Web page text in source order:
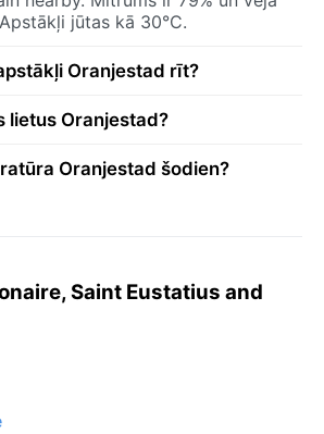
jūtas kā 30°C.
Oranjestad rīt?
lietus Oranjestad?
Oranjestad šodien?
Saint Eustatius and